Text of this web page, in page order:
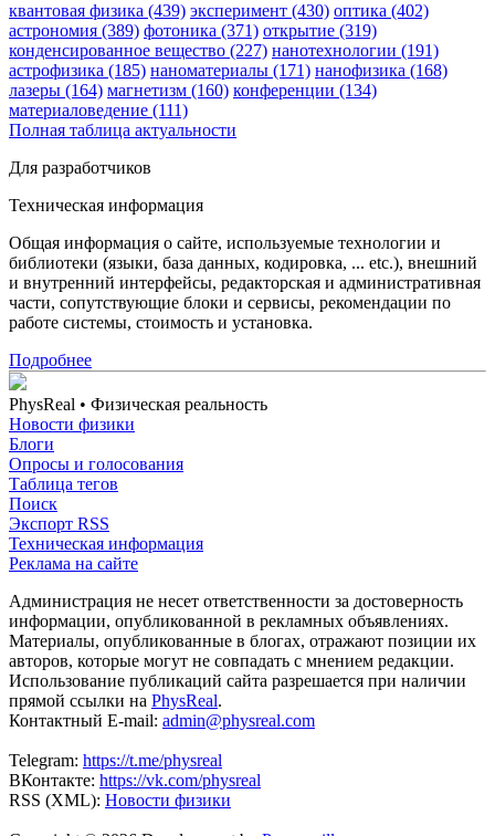
квантовая физика (439) эксперимент (430) оптика (402)
астрономия (389) фотоника (371) открытие (319)
конденсированное вещество (227) нанотехнологии (191)
астрофизика (185) наноматериалы (171) нанофизика (168)
лазеры (164) магнетизм (160) конференции (134)
материаловедение (111)
Полная таблица актуальности
Для разработчиков
Техническая информация
Общая информация о сайте, используемые технологии и
библиотеки (языки, база данных, кодировка, ... etc.), внешний
и внутренний интерфейсы, редакторская и административная
части, сопутствующие блоки и сервисы, рекомендации по
работе системы, стоимость и установка.
Подробнее
PhysReal • Физическая реальность
Новости физики
Блоги
Опросы и голосования
Таблица тегов
Поиск
Экспорт RSS
Техническая информация
Реклама на сайте
Администрация не несет ответственности за достоверность
информации, опубликованной в рекламных объявлениях.
Материалы, опубликованные в блогах, отражают позиции их
авторов, которые могут не совпадать с мнением редакции.
Использование публикаций сайта разрешается при наличии
прямой ссылки на PhysReal.
Контактный E-mail: admin@physreal.com
Telegram: https://t.me/physreal
ВКонтакте: https://vk.com/physreal
RSS (XML): Новости физики